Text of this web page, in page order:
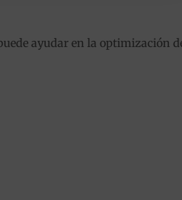
ayudar en la optimización